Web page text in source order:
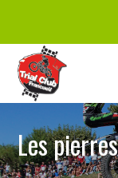
Les